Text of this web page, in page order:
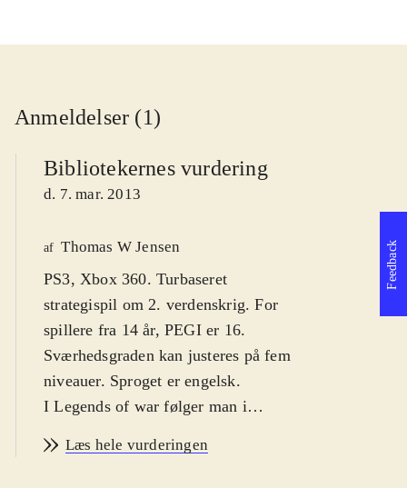
Anmeldelser (1)
Bibliotekernes vurdering
d. 7. mar. 2013
af Thomas W Jensen
PS3, Xbox 360. Turbaseret
strategispil om 2. verdenskrig. For
spillere fra 14 år, PEGI er 16.
Sværhedsgraden kan justeres på fem
niveauer. Sproget er engelsk.
I Legends of war følger man i
mod tyskerne under 2. verdenskrig,
Læs hele vurderingen
Feedback